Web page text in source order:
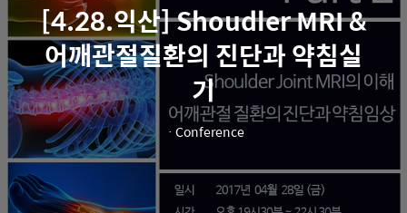
[4.28.익산] Shoudler MRI &
어깨관절질환의 진단과 약침실
기
ㆍ Conference